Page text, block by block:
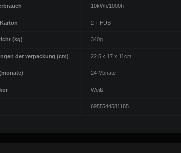
10kWh/1000h
2 + HUB
(kg) 340g
der verpackung (cm) 22.5 x 17 x 11cm
24 Monate
Weiß
6955544581185